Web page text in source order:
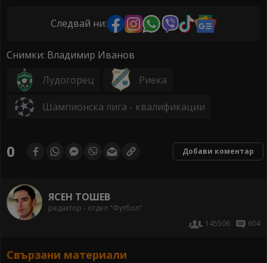
Следвай ни:
Снимки: Владимир Иванов
Лудогорец
Риека
Шампионска лига - квалификации
0 Добави коментар
ЯСЕН ТОШЕВ
редактор - отдел "Футбол"
145506
604
Свързани материали